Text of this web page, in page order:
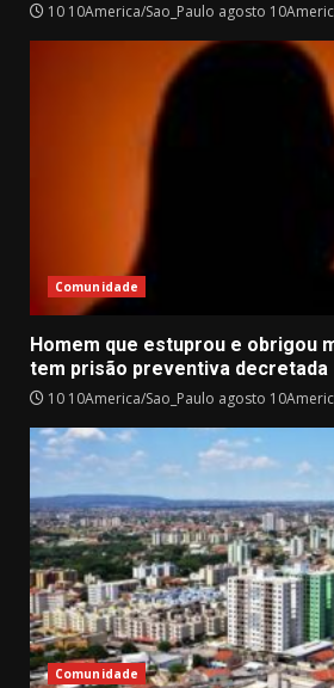
10 10America/Sao_Paulo agosto
Comunidade
Homem que estuprou e obrigou
tem prisão preventiva decretada
10 10America/Sao_Paulo agosto
Comunidade